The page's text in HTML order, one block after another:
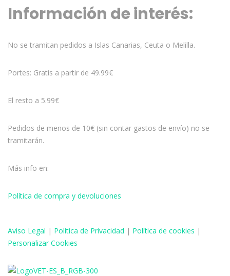
Información de interés:
No se tramitan pedidos a Islas Canarias, Ceuta o Melilla.
Portes: Gratis a partir de 49.99€
El resto a 5.99€
Pedidos de menos de 10€ (sin contar gastos de envío) no se
tramitarán.
Más info en:
Política de compra y devoluciones
Aviso Legal | Política de Privacidad | Política de cookies |
Personalizar Cookies